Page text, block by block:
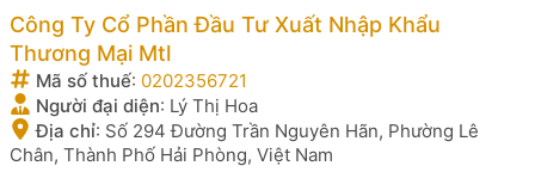
Công Ty Cổ Phần Đầu Tư Xuất Nhập Khẩu
Thương Mại Mtl
Mã số thuế: 0202356721
Người đại diện: Lý Thị Hoa
Địa chỉ: Số 294 Đường Trần Nguyên Hãn, Phường Lê
Chân, Thành Phố Hải Phòng, Việt Nam